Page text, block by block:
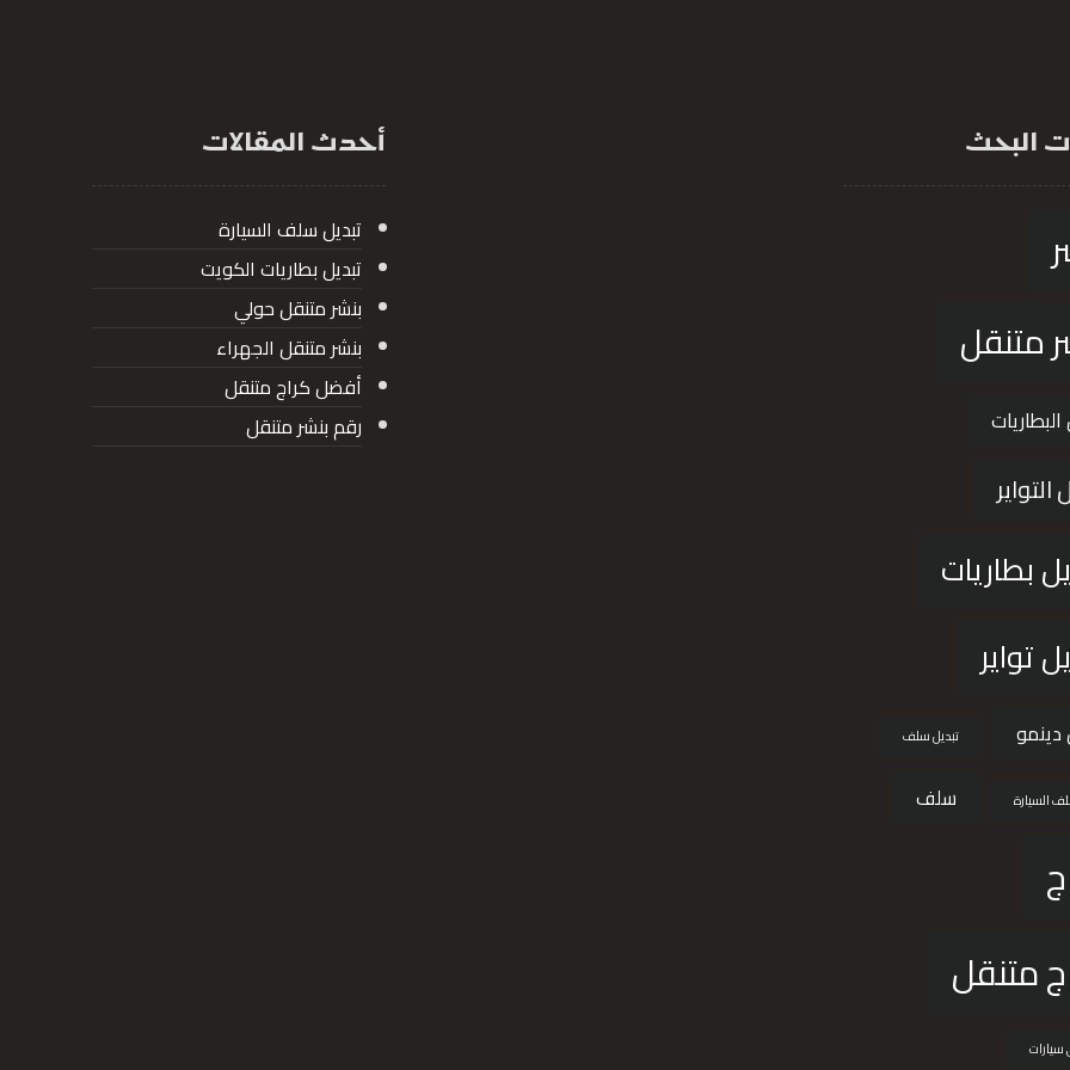
البحث
متنقل
التواير
بطاريات
تواير
دينمو تبديل سلف
السيارة سلف
متنقل
سيارات
أحدث المقالات
تبديل سلف السيارة
تبديل بطاريات الكويت
بنشر متنقل حولي
بنشر متنقل الجهراء
أفضل كراج متنقل
رقم بنشر متنقل